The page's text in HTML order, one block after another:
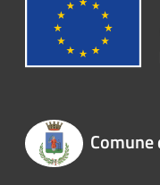
Comune